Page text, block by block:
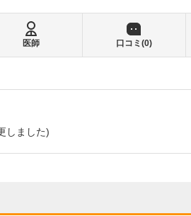
医師 口コミ(0)
しました)